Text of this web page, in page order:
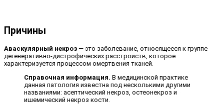
Причины
Аваскулярный некроз — это заболевание, относящееся к группе
дегенеративно-дистрофических расстройств, которое
характеризуется процессом омертвения тканей.
Справочная информация. В медицинской практике
данная патология известна под несколькими другими
названиями: асептический некроз, остеонекроз и
ишемический некроз кости.